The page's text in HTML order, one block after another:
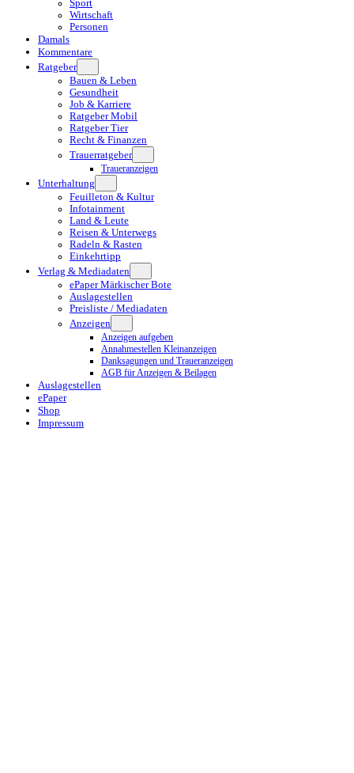
Sport
Wirtschaft
Personen
Damals
Kommentare
Ratgeber
Bauen & Leben
Gesundheit
Job & Karriere
Ratgeber Mobil
Ratgeber Tier
Recht & Finanzen
Trauerratgeber
Traueranzeigen
Unterhaltung
Feuilleton & Kultur
Infotainment
Land & Leute
Reisen & Unterwegs
Radeln & Rasten
Einkehrtipp
Verlag & Mediadaten
ePaper Märkischer Bote
Auslagestellen
Preisliste / Mediadaten
Anzeigen
Anzeigen aufgeben
Annahmestellen Kleinanzeigen
Danksagungen und Traueranzeigen
AGB für Anzeigen & Beilagen
Auslagestellen
ePaper
Shop
Impressum